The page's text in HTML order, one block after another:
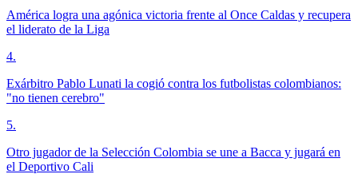
América logra una agónica victoria frente al Once Caldas y recupera
el liderato de la Liga
4.
Exárbitro Pablo Lunati la cogió contra los futbolistas colombianos:
"no tienen cerebro"
5.
Otro jugador de la Selección Colombia se une a Bacca y jugará en
el Deportivo Cali